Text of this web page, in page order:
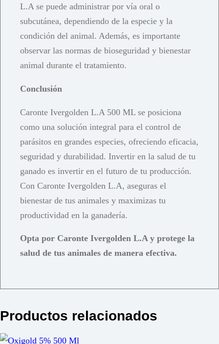
L.A se puede administrar por vía oral o
subcutánea, dependiendo de la especie y la
condición del animal. Además, es importante
observar las normas de bioseguridad y bienestar
animal durante el tratamiento.
Conclusión
Caronte Ivergolden L.A 500 ML se posiciona
como una solución integral para el control de
parásitos en grandes especies, ofreciendo eficacia,
seguridad y durabilidad. Invertir en la salud de tu
ganado es invertir en el futuro de tu producción.
Con Caronte Ivergolden L.A, aseguras el
bienestar de tus animales y maximizas tu
productividad en la ganadería.
Opta por Caronte Ivergolden L.A y protege la
salud de tus animales de manera efectiva.
Productos relacionados